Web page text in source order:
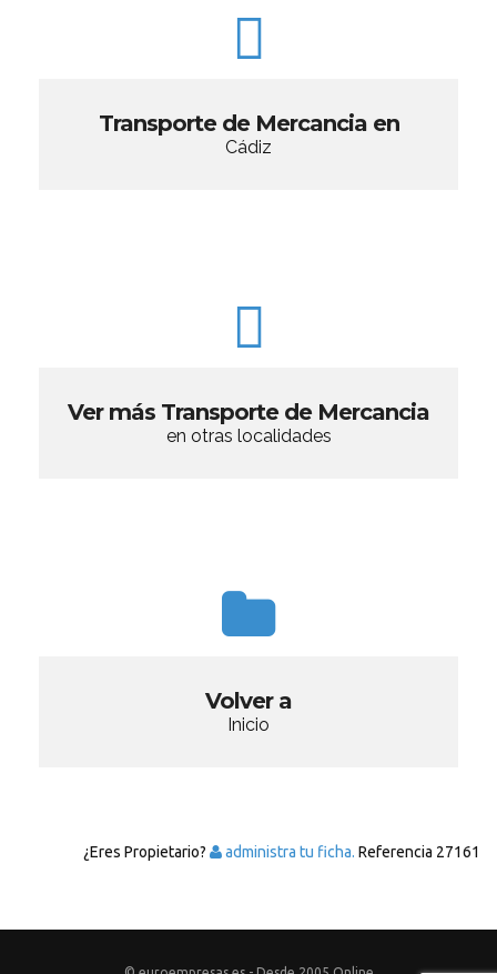
Transporte de Mercancia en
Cádiz
Ver más Transporte de Mercancia
en otras localidades
Volver a
Inicio
¿Eres Propietario? administra tu ficha. Referencia 27161